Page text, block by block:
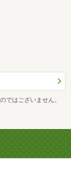
ではございません。